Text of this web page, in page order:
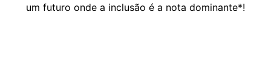
um futuro onde a inclusão é a nota dominante*!